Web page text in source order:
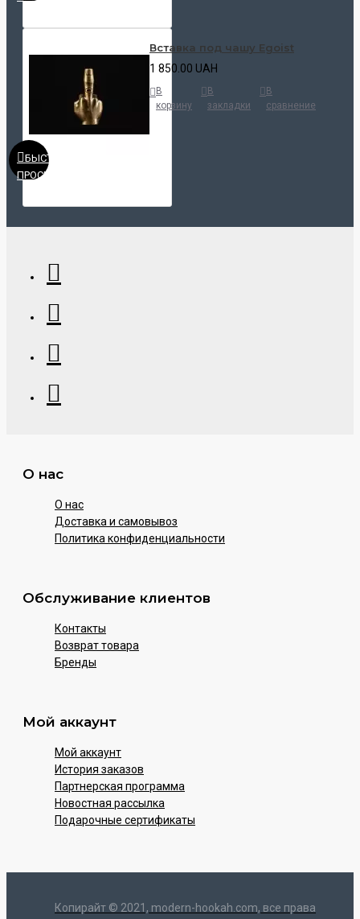
БЫСТРЫЙ
ПРОСМОТР
Вставка под чашу Egoist
1 850.00 UAH
В
корзину
В
закладки
В
сравнение
О нас
О нас
Доставка и самовывоз
Политика конфиденциальности
Обслуживание клиентов
Контакты
Возврат товара
Бренды
Мой аккаунт
Мой аккаунт
История заказов
Партнерская программа
Новостная рассылка
Подарочные сертификаты
Копирайт © 2021, modern-hookah.com, все права